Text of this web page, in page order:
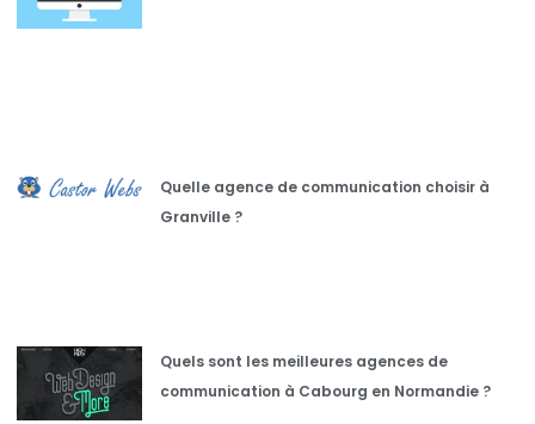
Quelle agence de communication choisir à
Granville ?
Quels sont les meilleures agences de
communication à Cabourg en Normandie ?